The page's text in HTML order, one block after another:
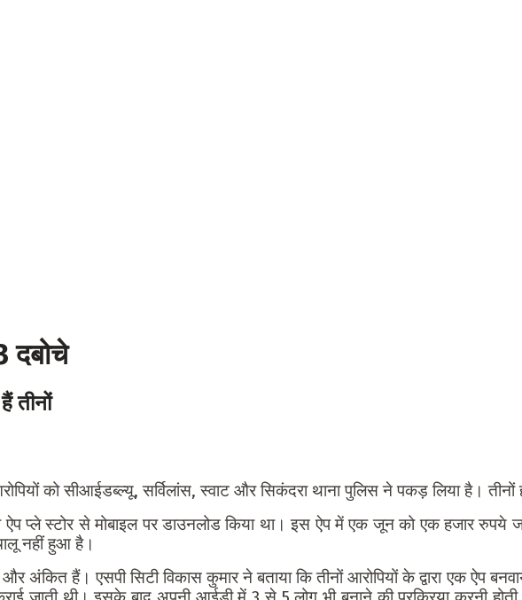
दबोचे
तीनों
को सीआईडब्ल्यू, सर्विलांस, स्वाट और सिकंदरा थाना पुलिस ने पकड़ लिया है। तीनों
ऐप प्ले स्टोर से मोबाइल पर डाउनलोड किया था। इस ऐप में एक जून को एक हजार
नहीं हुआ है।
और अंकित हैं।एसपी सिटी विकास कुमार ने बताया कि तीनों आरोपियों के द्वारा एक ऐप